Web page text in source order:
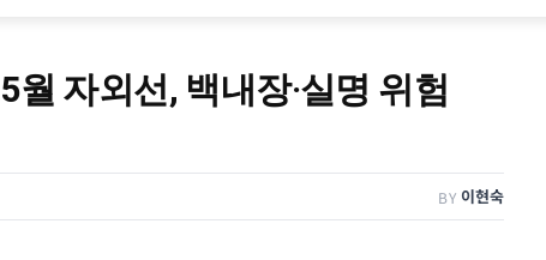
월 자외선, 백내장·실명 위험
BY 이현숙